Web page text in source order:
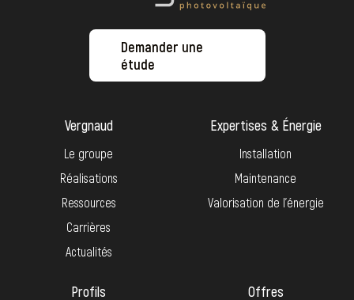
Demander une
étude
Vergnaud
Le groupe
Réalisations
Ressources
Carrières
Actualités
Expertises & Énergie
Installation
Maintenance
Valorisation de l’énergie
Profils Offres